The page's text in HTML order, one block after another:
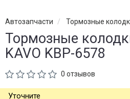
Автозапчасти Тормозные
Тормозные
KAVO KBP-6578
0 отзывов
Уточните